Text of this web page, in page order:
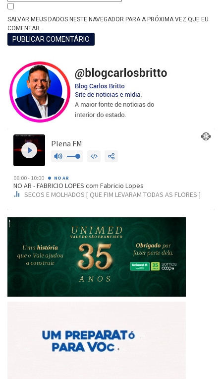
SALVAR MEUS DADOS NESTE NAVEGADOR PARA A PRÓXIMA VEZ QUE EU
COMENTAR.